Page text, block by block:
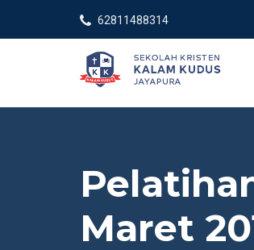
62811488314
Maret